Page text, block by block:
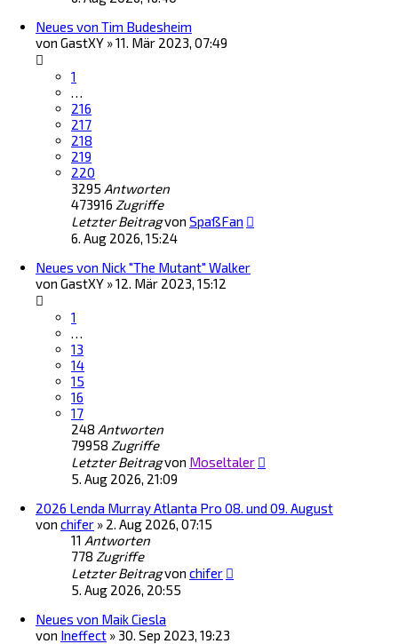
Neues von Tim Budesheim
von GastXY »11. Mär 2023, 07:49
1
…
216
217
218
219
220
3295 Antworten
473916 Zugriffe
Letzter Beitragvon SpaßFan
6. Aug 2026, 15:24
Neues von Nick "The Mutant" Walker
von GastXY »12. Mär 2023, 15:12
1
…
13
14
15
16
17
248 Antworten
79958 Zugriffe
Letzter Beitragvon Moseltaler
5. Aug 2026, 21:09
2026 Lenda Murray Atlanta Pro 08. und 09. August
von chifer » 2. Aug 2026, 07:15
11 Antworten
778 Zugriffe
Letzter Beitragvon chifer
5. Aug 2026, 20:55
Neues von Maik Ciesla
von Ineffect » 30. Sep 2023, 19:23